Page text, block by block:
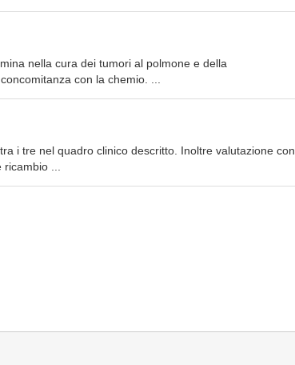
nella cura dei tumori al polmone e della
con la chemio. ...
tra i tre nel quadro clinico descritto. Inoltre valutazione con
...